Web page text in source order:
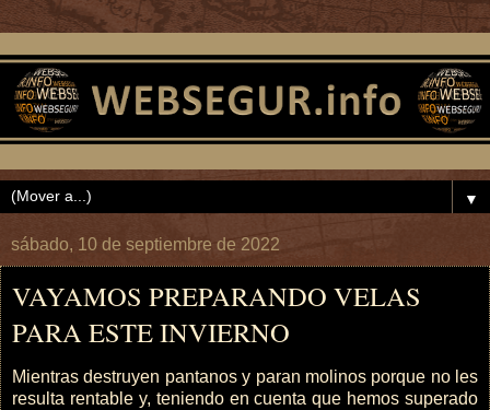
▼
sábado, 10 de septiembre de 2022
VAYAMOS PREPARANDO VELAS
PARA ESTE INVIERNO
Mientras destruyen pantanos y paran molinos porque no les
resulta rentable y, teniendo en cuenta que hemos superado